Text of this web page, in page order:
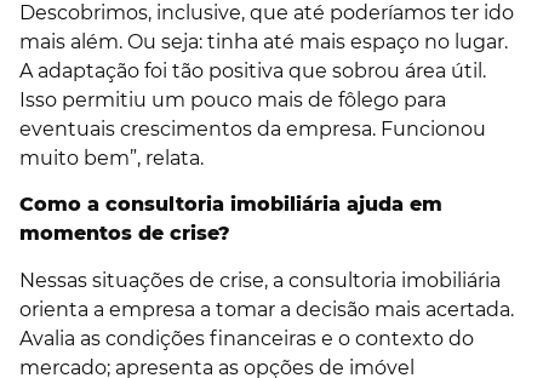
Descobrimos, inclusive, que até poderíamos ter ido
mais além. Ou seja: tinha até mais espaço no lugar.
A adaptação foi tão positiva que sobrou área útil.
Isso permitiu um pouco mais de fôlego para
eventuais crescimentos da empresa. Funcionou
muito bem”, relata.
Como a consultoria imobiliária ajuda em
momentos de crise?
Nessas situações de crise, a consultoria imobiliária
orienta a empresa a tomar a decisão mais acertada.
Avalia as condições financeiras e o contexto do
mercado; apresenta as opções de imóvel